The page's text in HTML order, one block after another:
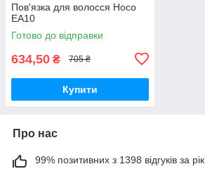
Пов'язка для волосся Hoco
EA10
Готово до відправки
634,50 ₴ 705 ₴
Купити
Про нас
99% позитивних з 1398 відгуків за рік